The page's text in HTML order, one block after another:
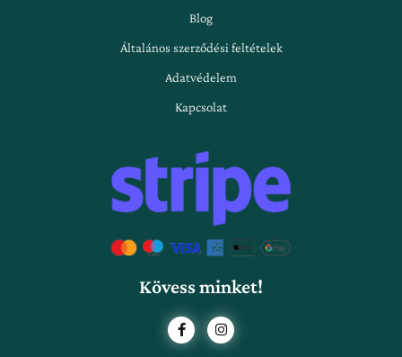
Blog
Általános szerződési feltételek
Adatvédelem
Kapcsolat
Kövess minket!
F
a
c
I
n
s